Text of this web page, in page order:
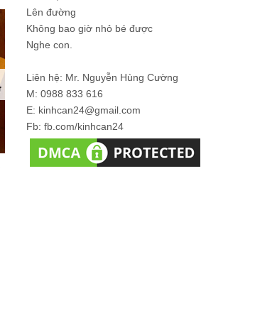
Lên đường
Không bao giờ nhỏ bé được
Nghe con.
Liên hệ: Mr. Nguyễn Hùng Cường
M: 0988 833 616
E: kinhcan24@gmail.com
Fb: fb.com/kinhcan24